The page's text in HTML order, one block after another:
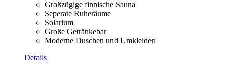
Großzügige finnische Sauna
Seperate Ruheräume
Solarium
Große Getränkebar
Moderne Duschen und Umkleiden
Details